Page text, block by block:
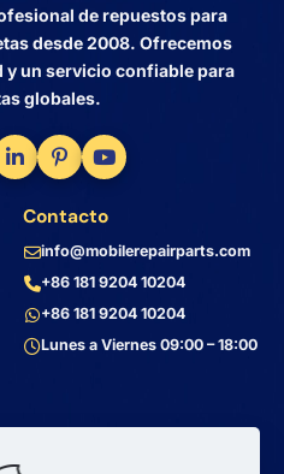
de repuestos para
desde 2008. Ofrecemos
un servicio confiable para
globales.
Contacto
info@mobilerepairparts.com
+86 181 9204 10204
+86 181 9204 10204
Lunes a Viernes 09:00 – 18:00